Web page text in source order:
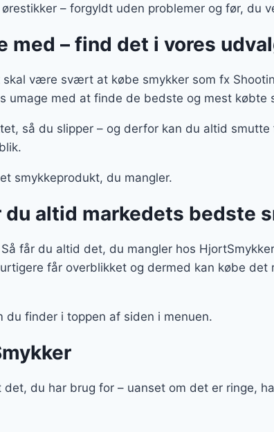
– forgyldt uden problemer og før, du
med – find det i vores
være svært at købe smykker som fx
umage med at finde de bedste og mest købte
så du slipper – og derfor kan du altid smutte
smykkeprodukt, du mangler.
du altid markedets bedste
får du altid det, du mangler hos
får overblikket og dermed kan købe det
du finder i toppen af siden i menuen.
du har brug for – uanset om det er ringe,